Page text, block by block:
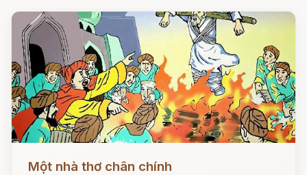
Một nhà thơ chân chính